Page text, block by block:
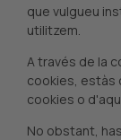
que vulgueu
utilitzem.
A través de la
cookies, estàs
cookies o
No obstant,